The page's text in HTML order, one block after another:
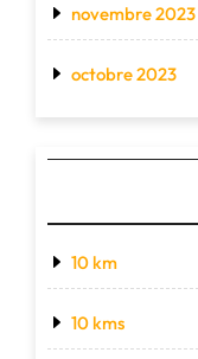
novembre 2023
octobre 2023
10 km
10 kms